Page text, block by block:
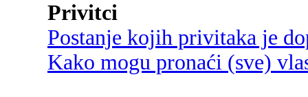
Privitci
Postanje kojih privitaka je
Kako mogu pronaći (sve)